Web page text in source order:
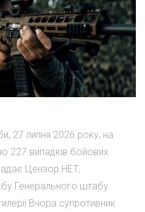
27 липня 2026 року, на
227 випадків бойових
Цензор.НЕТ,
Генерального штабу.
Вчора супротивник